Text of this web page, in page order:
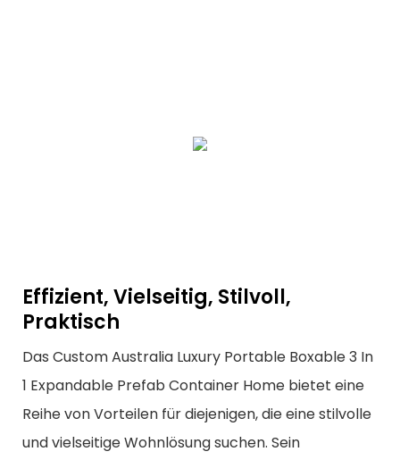
Effizient, Vielseitig, Stilvoll,
Praktisch
Das Custom Australia Luxury Portable Boxable 3 In
1 Expandable Prefab Container Home bietet eine
Reihe von Vorteilen für diejenigen, die eine stilvolle
und vielseitige Wohnlösung suchen. Sein